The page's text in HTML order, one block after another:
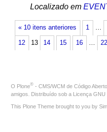
Localizado em
« 10 itens anteriores 1 …
12 13 14 15 16 … 22
O Plone® - CMS/WCM de Código Aberto
amigos. Distribuído sob a Licença GNU
This Plone Theme brought to you by